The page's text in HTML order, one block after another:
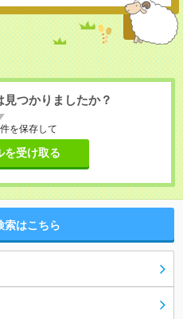
つかりましたか？
を保存して
を受け取る
索はこちら